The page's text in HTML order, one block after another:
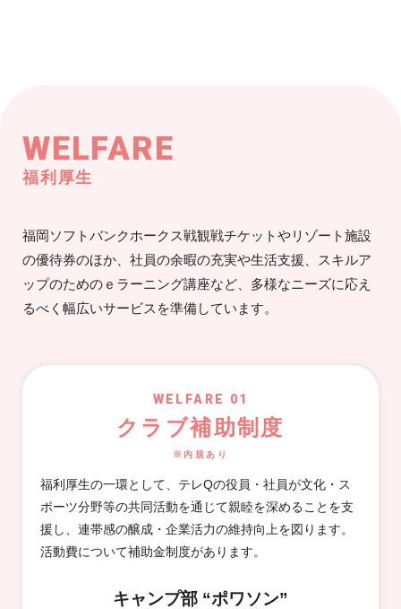
WELFARE
福利厚生
福岡ソフトバンクホークス戦観戦チケットやリゾート施設
の優待券のほか、社員の余暇の充実や生活支援、スキルア
ップのためのｅラーニング講座など、多様なニーズに応え
るべく幅広いサービスを準備しています。
WELFARE 01
クラブ補助制度
※内規あり
福利厚生の一環として、テレQの役員・社員が文化・ス
ポーツ分野等の共同活動を通じて親睦を深めることを支
援し、連帯感の醸成・企業活力の維持向上を図ります。
活動費について補助金制度があります。
キャンプ部 “ポワソン”